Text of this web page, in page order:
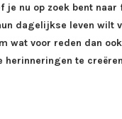
nu op zoek bent naar
dagelijkse leven wilt
wat voor reden dan
te